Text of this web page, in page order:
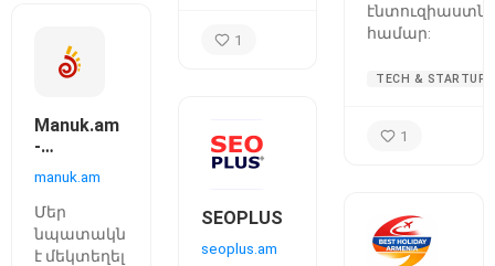
Manuk.am
-
Մանկական
օնլայն
խանութ
manuk.am
Մեր
նպատակն
է մեկտեղել
1
SEOPLUS
seoplus.am
համար:
TECH & STARTUPS
1